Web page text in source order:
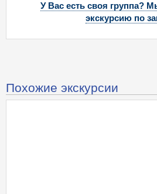
У Вас есть своя группа?
экскурсию по
Похожие экскурсии